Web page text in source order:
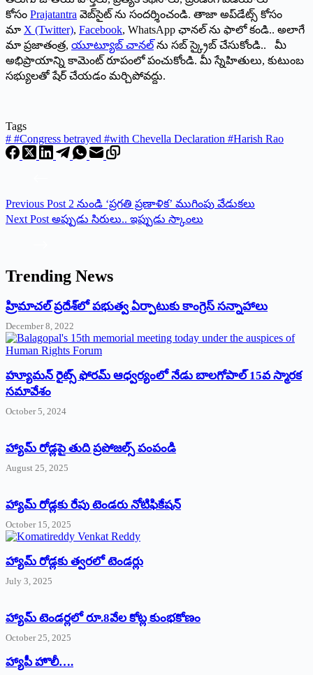
కోసం Prajatantra వెబ్‌సైట్ ను సందర్శించండి. తాజా అప్‌డేట్స్ కోసం
మా X (Twitter), Facebook, WhatsApp ఛానల్ ను ఫాలో కండి.. అలాగే
మా ప్రజాతంత్ర, యూట్యూబ్ చానల్ ను సబ్ స్క్రైబ్ చేసుకోండి.. మీ
అభిప్రాయాన్ని కామెంట్ రూపంలో పంచుకోండి. మీ స్నేహితులు, కుటుంబ
సభ్యులతో షేర్ చేయడం మర్చిపోవద్దు.
Tags
# #Congress betrayed #with Chevella Declaration #Harish Rao
Previous Post 2 నుండి ‘ప్రగతి ప్రణాళిక’ ముగింపు వేడుకలు
Next Post అప్పుడు సిరులు.. ఇప్పుడు స్కాంలు
Trending News
‌హ్రిమాచల్‌ ‌ప్రదేశ్‌లో పభుత్వ ఏర్పాటుకు కాంగ్రెస్‌ ‌సన్నాహాలు
December 8, 2022
హ్యూమన్‌ రైట్స్‌ ఫోరమ్‌ ఆధ్వర్యంలో నేడు బాలగోపాల్‌ 15వ స్మారక
సమావేశం
October 5, 2024
హ్యామ్‌ రోడ్లపై తుది ప్రపోజల్స్‌ పంపండి
August 25, 2025
హ్యామ్‌ రోడ్లకు రేపు టెండరు నోటిఫికేషన్‌
October 15, 2025
హ్యామ్‌ రోడ్లకు త్వరలో టెండర్లు
July 3, 2025
హ్యామ్‌ ‌టెండర్లలో రూ.8వేల కోట్ల కుంభకోణం
October 25, 2025
హ్యాపీ హొలీ….